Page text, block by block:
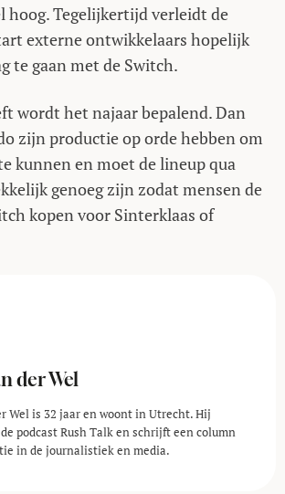
hoog. Tegelijkertijd verleidt de
externe ontwikkelaars hopelijk
te gaan met de Switch.
wordt het najaar bepalend. Dan
zijn productie op orde hebben om
kunnen en moet de lineup qua
genoeg zijn zodat mensen de
kopen voor Sinterklaas of
der Wel
Wel is 32 jaar en woont in Utrecht. Hij
podcast Rush Talk en schrijft een column
in de journalistiek en media.